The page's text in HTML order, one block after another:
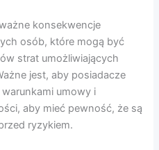
konsekwencje
osób, które mogą być
strat umożliwiających
jest, aby posiadacze
warunkami umowy i
aby mieć pewność, że są
ryzykiem.